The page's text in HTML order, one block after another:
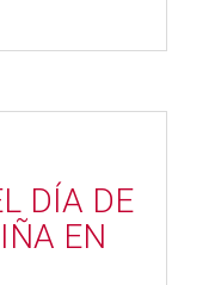
DÍA DE
EN